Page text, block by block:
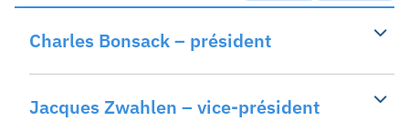
Charles Bonsack – président
Jacques Zwahlen – vice-président